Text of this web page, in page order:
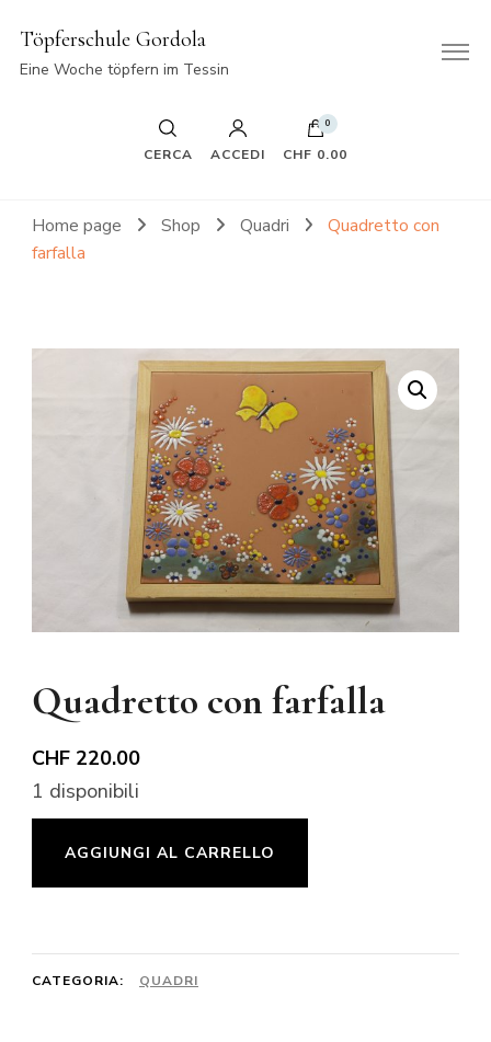
Töpferschule Gordola
Eine Woche töpfern im Tessin
CERCA ACCEDI
0
CHF 0.00
Home page Shop Quadri
Quadretto con
farfalla
Quadretto con farfalla
CHF 220.00
1 disponibili
AGGIUNGI AL CARRELLO
CATEGORIA: QUADRI